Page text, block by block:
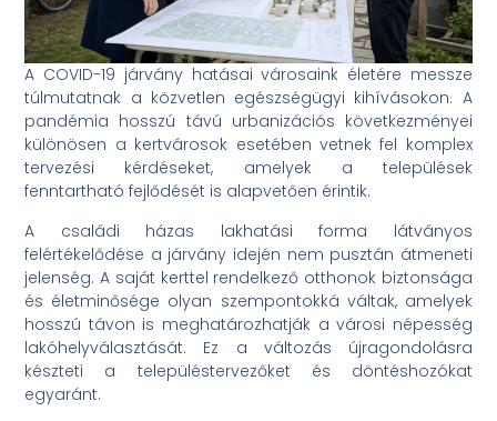
A COVID-19 járvány hatásai városaink életére messze
túlmutatnak a közvetlen egészségügyi kihívásokon. A
pandémia hosszú távú urbanizációs következményei
különösen a kertvárosok esetében vetnek fel komplex
tervezési kérdéseket, amelyek a települések
fenntartható fejlődését is alapvetően érintik.
A családi házas lakhatási forma látványos
felértékelődése a járvány idején nem pusztán átmeneti
jelenség. A saját kerttel rendelkező otthonok biztonsága
és életminősége olyan szempontokká váltak, amelyek
hosszú távon is meghatározhatják a városi népesség
lakóhelyválasztását. Ez a változás újragondolásra
készteti a településtervezőket és döntéshozókat
egyaránt.